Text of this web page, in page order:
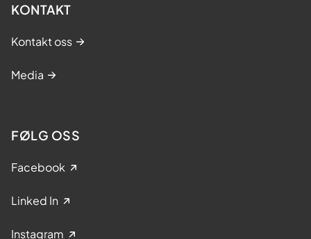
KONTAKT
Kontakt oss
Media
FØLG OSS
Facebook
Linked In
Instagram